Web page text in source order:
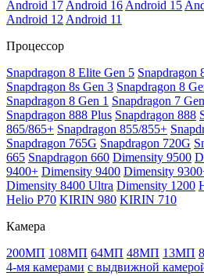
Android 17 Android 16 Android 15
Android 12 Android 11
Процессор
Snapdragon 8 Elite Gen 5 Snapdragon
Snapdragon 8s Gen 3 Snapdragon 8
Snapdragon 8 Gen 1 Snapdragon 7
Snapdragon 888 Plus Snapdragon 888
865/865+ Snapdragon 855/855+
Snapdragon 765G Snapdragon 720G
665 Snapdragon 660 Dimensity 9500
9400+ Dimensity 9400 Dimensity
Dimensity 8400 Ultra Dimensity 1200
Helio P70 KIRIN 980 KIRIN 710
Камера
200МП 108МП 64МП 48МП 13МП
4-мя камерами с выдвижной